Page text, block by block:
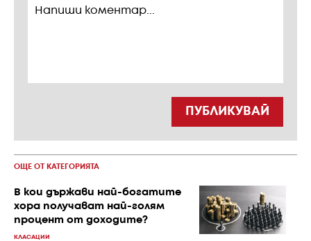
ПУБЛИКУВАЙ
ОЩЕ ОТ КАТЕГОРИЯТА
В кои държави най-богатите
хора получават най-голям
процент от доходите?
КЛАСАЦИИ